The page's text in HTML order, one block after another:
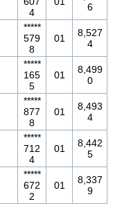
4
6
*****
579
8
01
8,527
4
*****
165
5
01
8,499
0
*****
877
8
01
8,493
4
*****
712
4
01
8,442
5
*****
672
2
01
8,337
9